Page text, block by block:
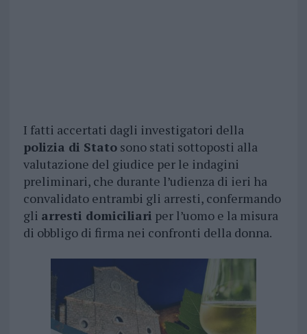
I fatti accertati dagli investigatori della
polizia di Statosono stati sottoposti alla
valutazione del giudice per le indagini
preliminari, che durante l’udienza di ieri ha
convalidato entrambi gli arresti, confermando
gli arresti domiciliari per l’uomo e la misura
di obbligo di firma nei confronti della donna.